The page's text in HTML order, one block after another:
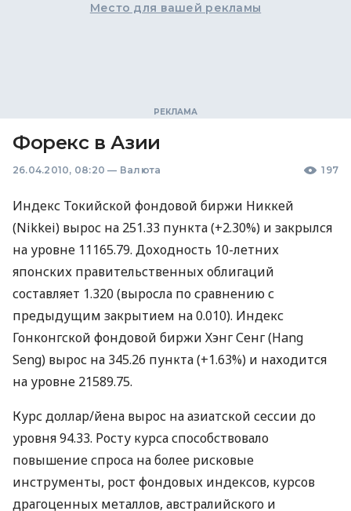
Место для вашей рекламы
Форекс в Азии
26.04.2010, 08:20 — Валюта 197
Индекс Токийской фондовой биржи Никкей
(Nikkei) вырос на 251.33 пункта (+2.30%) и закрылся
на уровне 11165.79. Доходность 10-летних
японских правительственных облигаций
составляет 1.320 (выросла по сравнению с
предыдущим закрытием на 0.010). Индекс
Гонконгской фондовой биржи Хэнг Сенг (Hang
Seng) вырос на 345.26 пункта (+1.63%) и находится
на уровне 21589.75.
Курс доллар/йена вырос на азиатской сессии до
уровня 94.33. Росту курса способствовало
повышение спроса на более рисковые
инструменты, рост фондовых индексов, курсов
драгоценных металлов, австралийского и